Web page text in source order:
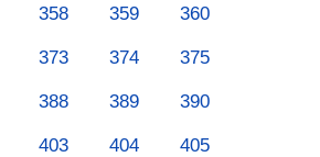
358 359 360
373 374 375
388 389 390
403 404 405